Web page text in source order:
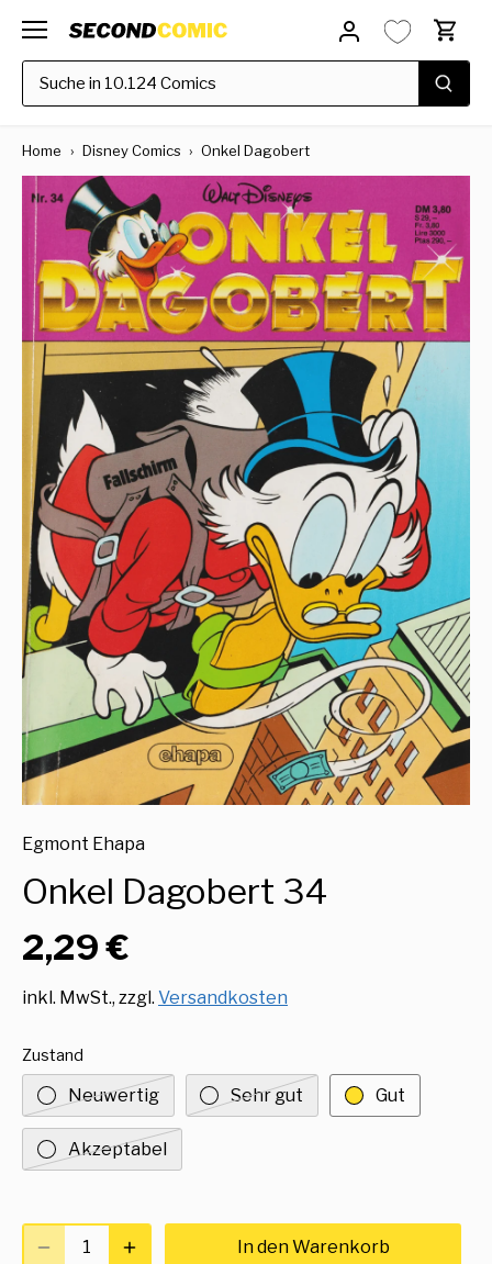
zum
Inhalt
Home › Disney Comics › Onkel Dagobert
Egmont Ehapa
Onkel Dagobert 34
2,29 €
inkl. MwSt., zzgl. Versandkosten
Zustand
Neuwertig Sehr gut Gut
Akzeptabel
In den Warenkorb